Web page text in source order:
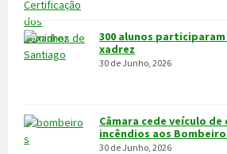
300 alunos
xadrez
30 de Junho, 2026
Câmara cede veículo de
incêndios aos
30 de Junho, 2026